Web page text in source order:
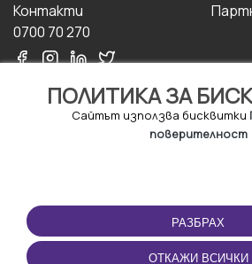
ПОЛИТИКА ЗА
Сайтът използва бисквитки
поверителност
РАЗБРАХ
ОТКАЖИ ВСИЧКИ
Контакти
0700 70 270
ПОЛЗВАНЕ
Правила и условия за
ползване